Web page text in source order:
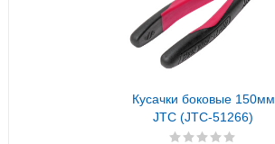
Кусачки боковые 150мм
JTC (JTC-51266)